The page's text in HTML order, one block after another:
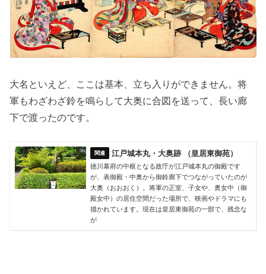
大名といえど、ここは基本、立ち入りができません。将
軍もわざわざ鈴を鳴らして大奥に合図を送って、長い廊
下で渡ったのです。
江戸城本丸・大奥跡 （皇居東御苑）
徳川幕府の中枢となる政庁が江戸城本丸の御殿です
が、表御殿・中奥から御鈴廊下でつながっていたのが
大奥（おおおく）。将軍の正室、子女や、奥女中（御
殿女中）の居住空間だった場所で、映画やドラマにも
描かれています。現在は皇居東御苑の一部で、残念な
が